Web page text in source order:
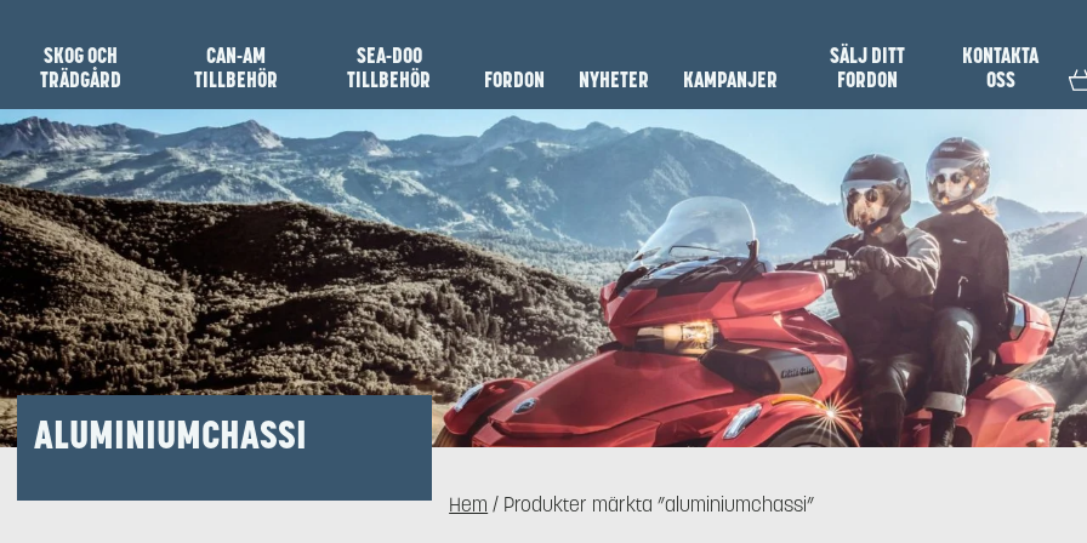
SKOG OCH
TRÄDGÅRD
CAN-AM
TILLBEHÖR
SEA-DOO
TILLBEHÖR
FORDON NYHETER KAMPANJER
SÄLJ DITT
FORDON
KONTAKTA
OSS
Hem / Produkter märkta ”aluminiumchassi”
ALUMINIUMCHASSI